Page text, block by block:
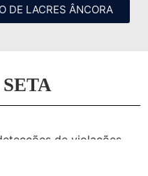
DE LACRES ÂNCORA